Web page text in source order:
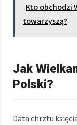
Kto obchodzi
towarzyszą?
Jak
Polski?
Data chrztu